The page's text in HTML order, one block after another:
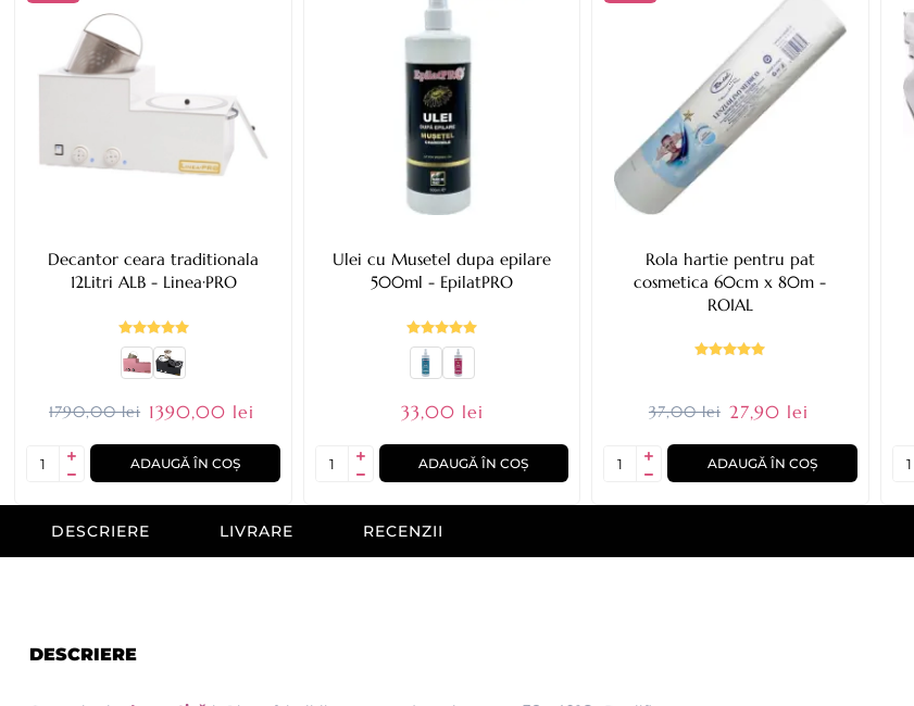
Decantor ceara traditionala
12Litri ALB - Linea·PRO
1790,00 lei 1390,00 lei
ADAUGĂ ÎN COȘ
Ulei cu Musetel dupa epilare
500ml - EpilatPRO
33,00 lei
ADAUGĂ ÎN COȘ
Rola hartie pentru pat
cosmetica 60cm x 80m -
ROIAL
37,00 lei 27,90 lei
ADAUGĂ ÎN COȘ
DESCRIERE LIVRARE RECENZII
DESCRIERE